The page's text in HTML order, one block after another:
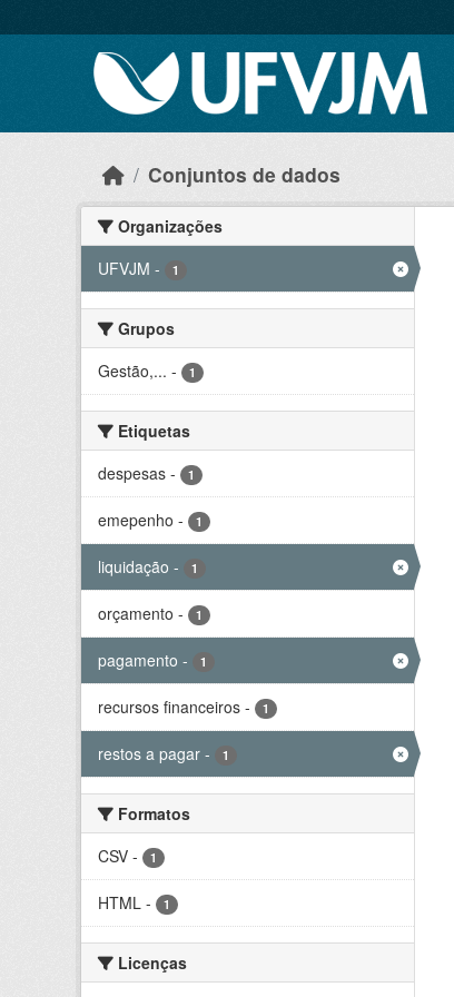
Conjuntos de dados
Organizações
UFVJM - 1
Grupos
Gestão,... - 1
Etiquetas
despesas - 1
emepenho - 1
liquidação - 1
orçamento - 1
pagamento - 1
recursos financeiros - 1
restos a pagar - 1
Formatos
CSV - 1
HTML - 1
Licenças